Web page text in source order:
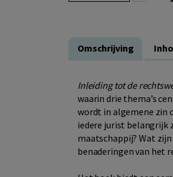
Omschrijving
Inleiding tot de
waarin drie thema’s
wordt in algemene zin
iedere jurist belangrijk
maatschappij? Wat
benaderingen van het